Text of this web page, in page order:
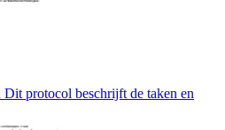
protocol beschrijft de taken en